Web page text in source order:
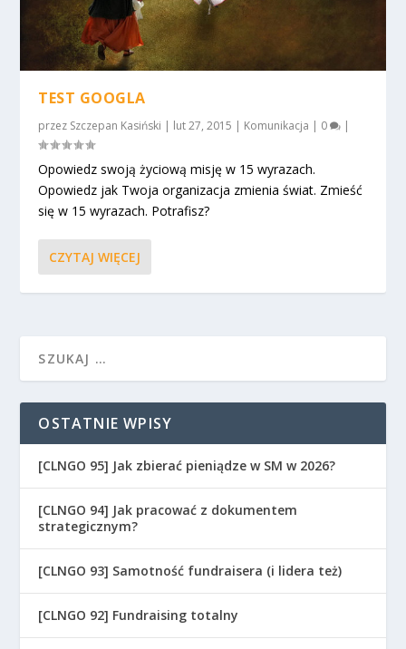
TEST GOOGLA
przez Szczepan Kasiński | lut 27, 2015 | Komunikacja | 0 |
Opowiedz swoją życiową misję w 15 wyrazach.
Opowiedz jak Twoja organizacja zmienia świat. Zmieść
się w 15 wyrazach. Potrafisz?
CZYTAJ WIĘCEJ
OSTATNIE WPISY
[CLNGO 95] Jak zbierać pieniądze w SM w 2026?
[CLNGO 94] Jak pracować z dokumentem
strategicznym?
[CLNGO 93] Samotność fundraisera (i lidera też)
[CLNGO 92] Fundraising totalny